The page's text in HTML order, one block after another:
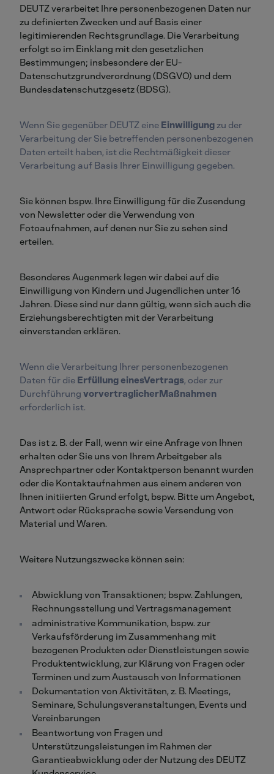
DEUTZ verarbeitet Ihre personenbezogenen Daten nur
zu definierten Zwecken und auf Basis einer
legitimierenden Rechtsgrundlage. Die Verarbeitung
erfolgt so im Einklang mit den gesetzlichen
Bestimmungen; insbesondere der EU-
Datenschutzgrundverordnung (DSGVO) und dem
Bundesdatenschutzgesetz (BDSG).
Wenn Sie gegenüber DEUTZ eine Einwilligungzu der
Verarbeitung der Sie betreffenden personenbezogenen
Daten erteilt haben, ist die Rechtmäßigkeit dieser
Verarbeitung auf Basis Ihrer Einwilligung gegeben.
Sie können bspw. Ihre Einwilligung für die Zusendung
von Newsletter oder die Verwendung von
Fotoaufnahmen, auf denen nur Sie zu sehen sind
erteilen.
Besonderes Augenmerk legen wir dabei auf die
Einwilligung von Kindern und Jugendlichen unter 16
Jahren. Diese sind nur dann gültig, wenn sich auch die
Erziehungsberechtigten mit der Verarbeitung
einverstanden erklären.
Wenn die Verarbeitung Ihrer personenbezogenen
Daten für die Erfüllung einesVertrags, oder zur
Durchführung vorvertraglicherMaßnahmen
erforderlich ist.
Das ist z. B. der Fall, wenn wir eine Anfrage von Ihnen
erhalten oder Sie uns von Ihrem Arbeitgeber als
Ansprechpartner oder Kontaktperson benannt wurden
oder die Kontaktaufnahmen aus einem anderen von
Ihnen initiierten Grund erfolgt, bspw. Bitte um Angebot,
Antwort oder Rücksprache sowie Versendung von
Material und Waren.
Weitere Nutzungszwecke können sein:
Abwicklung von Transaktionen; bspw. Zahlungen,
Rechnungsstellung und Vertragsmanagement
administrative Kommunikation, bspw. zur
Verkaufsförderung im Zusammenhang mit
bezogenen Produkten oder Dienstleistungen sowie
Produktentwicklung, zur Klärung von Fragen oder
Terminen und zum Austausch von Informationen
Dokumentation von Aktivitäten, z. B. Meetings,
Seminare, Schulungsveranstaltungen, Events und
Vereinbarungen
Beantwortung von Fragen und
Unterstützungsleistungen im Rahmen der
Garantieabwicklung oder der Nutzung des DEUTZ